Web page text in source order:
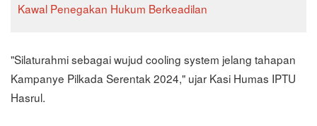
Kawal Penegakan Hukum Berkeadilan
"Silaturahmi sebagai wujud cooling system jelang tahapan
Kampanye Pilkada Serentak 2024," ujar Kasi Humas IPTU
Hasrul.